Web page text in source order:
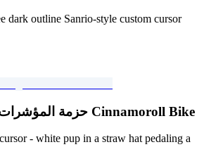
dark outline Sanrio-style custom cursor
حزمة المؤشرات المخصصة المجانية Cinnamoroll Bike
- white pup in a straw hat pedaling a